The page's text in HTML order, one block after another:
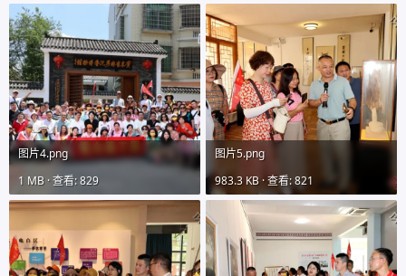
图片4.png
1 MB · 查看: 829
图片5.png
983.3 KB · 查看: 821